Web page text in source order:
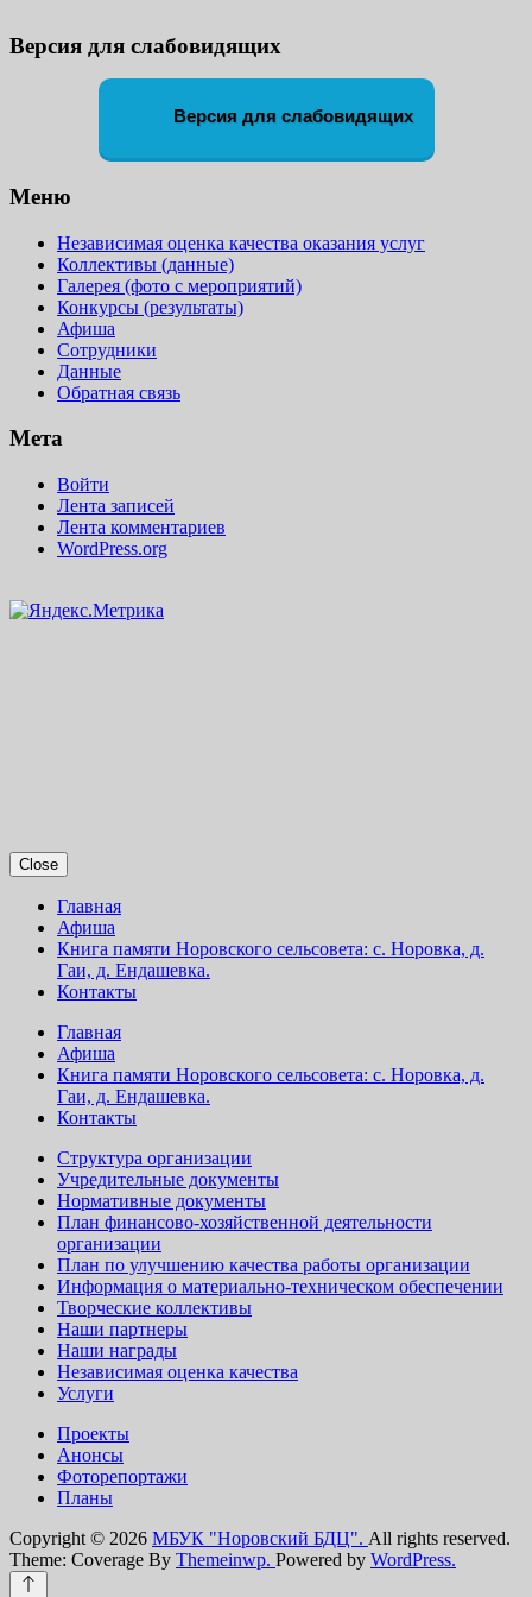
Версия для слабовидящих
Версия для слабовидящих
Меню
Независимая оценка качества оказания услуг
Коллективы (данные)
Галерея (фото с мероприятий)
Конкурсы (результаты)
Афиша
Сотрудники
Данные
Обратная связь
Мета
Войти
Лента записей
Лента комментариев
WordPress.org
Close
Главная
Афиша
Книга памяти Норовского сельсовета: с. Норовка, д.
Гаи, д. Ендашевка.
Контакты
Главная
Афиша
Книга памяти Норовского сельсовета: с. Норовка, д.
Гаи, д. Ендашевка.
Контакты
Структура организации
Учредительные документы
Нормативные документы
План финансово-хозяйственной деятельности
организации
План по улучшению качества работы организации
Информация о материально-техническом обеспечении
Творческие коллективы
Наши партнеры
Наши награды
Независимая оценка качества
Услуги
Проекты
Анонсы
Фоторепортажи
Планы
Copyright © 2026 МБУК "Норовский БДЦ". All rights reserved.
Theme: Coverage By Themeinwp. Powered by WordPress.